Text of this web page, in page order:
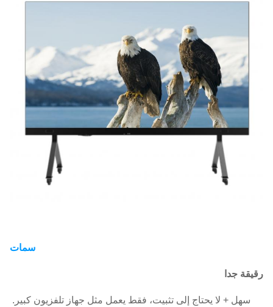
سمات
رقيقة جدا
سهل + لا يحتاج إلى تثبيت، فقط يعمل مثل جهاز تلفزيون كبير. ​